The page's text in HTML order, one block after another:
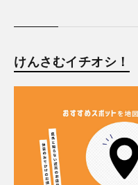
けんさむイチオシ！